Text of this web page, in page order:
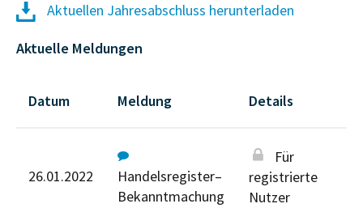
Aktuellen Jahresabschluss herunterladen
Aktuelle Meldungen
Datum Meldung Details
26.01.2022
Handelsregister–
Bekanntmachung
Für
registrierte
Nutzer